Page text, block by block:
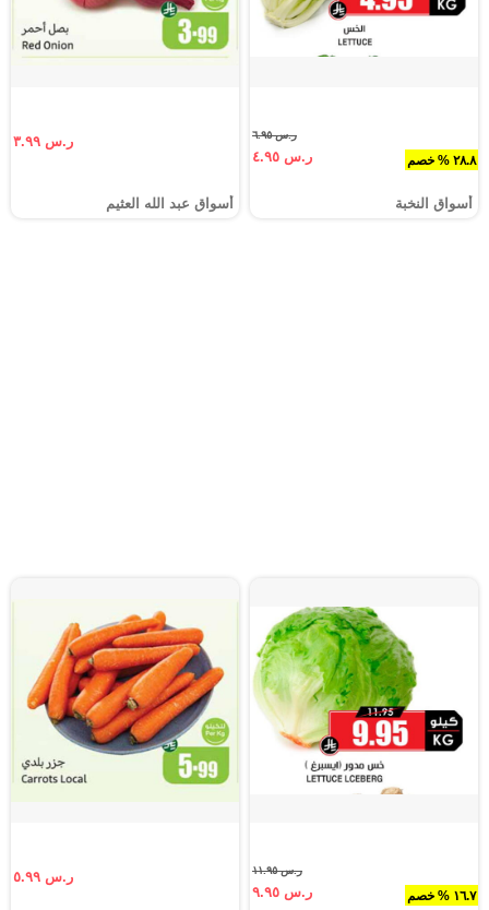
٢٨.٨ % خصم
ر.س ٦.٩٥
ر.س ٤.٩٥
أسواق النخبة
ر.س ٣.٩٩
أسواق عبد الله العثيم
١٦.٧ % خصم
ر.س ١١.٩٥
ر.س ٩.٩٥
ر.س ٥.٩٩